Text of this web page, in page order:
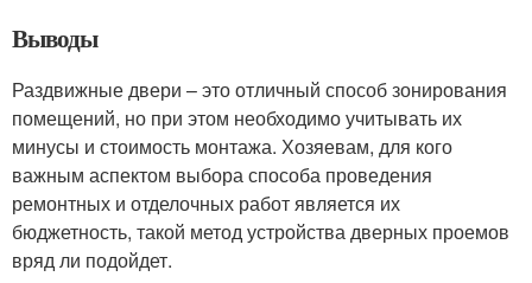
Выводы
Раздвижные двери – это отличный способ зонирования
помещений, но при этом необходимо учитывать их
минусы и стоимость монтажа. Хозяевам, для кого
важным аспектом выбора способа проведения
ремонтных и отделочных работ является их
бюджетность, такой метод устройства дверных проемов
вряд ли подойдет.